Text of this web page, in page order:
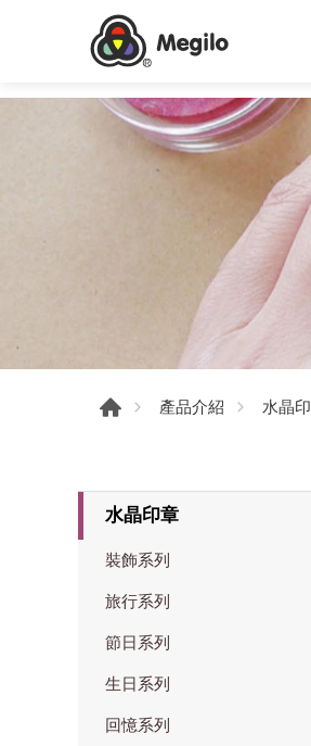
產品介紹 水晶
水晶印章
裝飾系列
旅行系列
節日系列
生日系列
回憶系列